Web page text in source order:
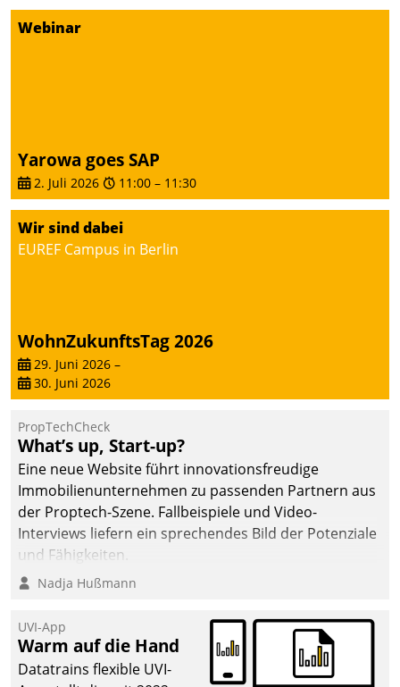
Dienstleisterauftrag.
Immobilienunternehmen
zielgerichtete
Mieterbefragungen – eine
starke Grundlage für
intelligente,
datengestützte
Entscheidungen.
Webinar
Yarowa goes SAP
2. Juli 2026 11:00 – 11:30
Wir sind dabei
EUREF Campus in Berlin
WohnZukunftsTag 2026
29. Juni 2026 –
30. Juni 2026
PropTechCheck
What’s up, Start-up?
Eine neue Website führt innovationsfreudige
Immobilienunternehmen zu passenden Partnern aus
der Proptech-Szene. Fallbeispiele und Video-
Interviews liefern ein sprechendes Bild der Potenziale
und Fähigkeiten.
Nadja Hußmann
UVI-App
Warm auf die Hand
Datatrains flexible UVI-